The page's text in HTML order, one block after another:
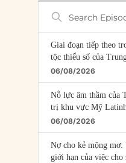
Search
Episodes
Giai đoạn tiếp theo
tộc thiểu số của
06/08/2026
Nỗ lực âm thầm của
trị khu vực Mỹ
06/08/2026
Nợ cho kẻ mộng mơ:
giới hạn của việc cho